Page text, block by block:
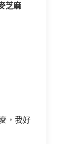
芝麻
，我好